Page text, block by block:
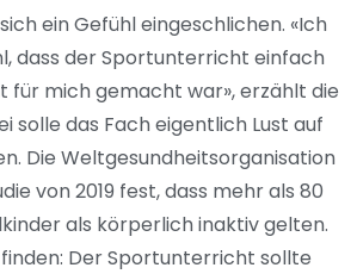
ein Gefühl eingeschlichen. «Ich
dass der Sportunterricht einfach
für mich gemacht war», erzählt die
solle das Fach eigentlich Lust auf
Die Weltgesundheitsorganisation
von 2019 fest, dass mehr als 80
als körperlich inaktiv gelten.
Der Sportunterricht sollte